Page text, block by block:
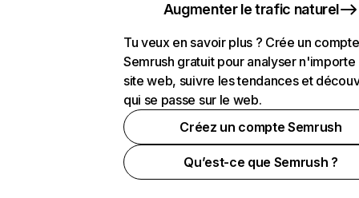
Augmenter le trafic naturel
Tu veux en savoir plus ? Crée un compte
Semrush gratuit pour analyser n'importe
site web, suivre les tendances et
qui se passe sur le web.
Créez un compte Semrush
Qu’est-ce que Semrush ?